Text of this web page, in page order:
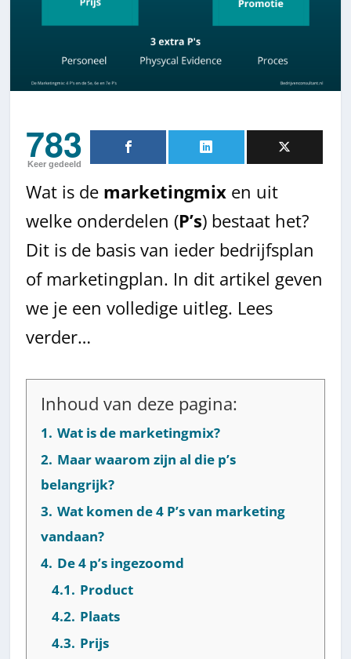
783
Keer gedeeld
Wat is de marketingmix en uit
welke onderdelen (P’s) bestaat het?
Dit is de basis van ieder bedrijfsplan
of marketingplan. In dit artikel geven
we je een volledige uitleg. Lees
verder…
Inhoud van deze pagina:
1. Wat is de marketingmix?
2. Maar waarom zijn al die p’s
belangrijk?
3. Wat komen de 4 P’s van marketing
vandaan?
4. De 4 p’s ingezoomd
4.1. Product
4.2. Plaats
4.3. Prijs